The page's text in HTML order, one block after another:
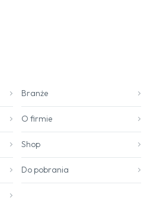
Branże
O firmie
Shop
Do pobrania